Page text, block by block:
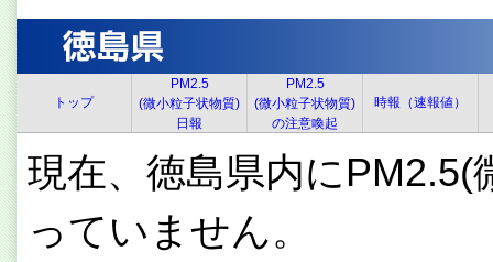
トップ
PM2.5
(微小粒子状物質)
日報
PM2.5
(微小粒子状物質)
の注意喚起
時報（速報値）
現在、徳島県内にPM2.5(
っていません。